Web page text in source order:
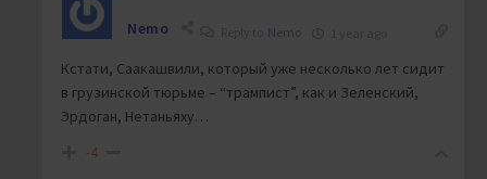
Nemo Nemo
Кстати, Саакашвили, который уже несколько лет сидит
в грузинской тюрьме – “трампист”, как и Зеленский,
Эрдоган, Нетаньяху…
-4